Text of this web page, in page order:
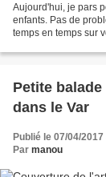
Aujourd'hui, je pars
enfants. Pas de
temps en temps sur
Petite
dans le Var
Publié le 07/04/2017
Par manou